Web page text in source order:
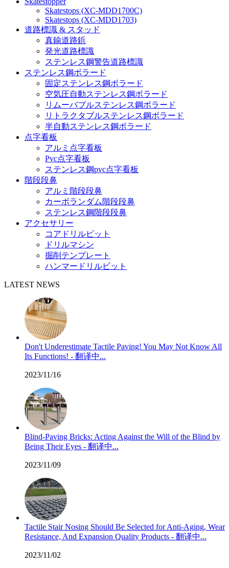
Skatestops (XC-MDD1700C)
Skatestops (XC-MDD1703)
道路標識 & スタッド
真鍮道路鋲
発光道路標識
ステンレス鋼警告道路標識
ステンレス鋼ボラード
固定ステンレス鋼ボラード
空気圧自動ステンレス鋼ボラード
リムーバブルステンレス鋼ボラード
リトラクタブルステンレス鋼ボラード
半自動ステンレス鋼ボラード
点字看板
アルミ点字看板
Pvc点字看板
ステンレス鋼pvc点字看板
階段段鼻
アルミ階段段鼻
カーボランダム階段段鼻
ステンレス鋼階段段鼻
アクセサリー
コアドリルビット
ドリルマシン
掘削テンプレート
ハンマードリルビット
LATEST NEWS
Don't Underestimate Tactile Paving! You May Not Know All
Its Functions! - 翻译中...
2023/11/16
Blind-Paving Bricks: Acting Against the Will of the Blind by
Being Their Eyes - 翻译中...
2023/11/09
Tactile Stair Nosing Should Be Selected for Anti-Aging, Wear
Resistance, And Expansion Quality Products - 翻译中...
2023/11/02